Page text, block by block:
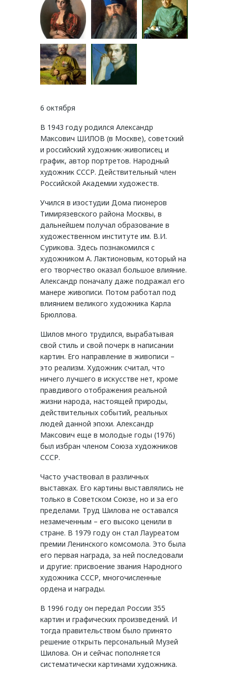
6 октября
В 1943 году родился Александр
Максович ШИЛОВ (в Москве), советский
и российский художник-живописец и
график, автор портретов. Народный
художник СССР. Действительный член
Российской Академии художеств.
Учился в изостудии Дома пионеров
Тимирязевского района Москвы, в
дальнейшем получал образование в
художественном институте им. В.И.
Сурикова. Здесь познакомился с
художником А. Лактионовым, который на
его творчество оказал большое влияние.
Александр поначалу даже подражал его
манере живописи. Потом работал под
влиянием великого художника Карла
Брюллова.
Шилов много трудился, вырабатывая
свой стиль и свой почерк в написании
картин. Его направление в живописи –
это реализм. Художник считал, что
ничего лучшего в искусстве нет, кроме
правдивого отображения реальной
жизни народа, настоящей природы,
действительных событий, реальных
людей данной эпохи. Александр
Максович еще в молодые годы (1976)
был избран членом Союза художников
СССР.
Часто участвовал в различных
выставках. Его картины выставлялись не
только в Советском Союзе, но и за его
пределами. Труд Шилова не оставался
незамеченным – его высоко ценили в
стране. В 1979 году он стал Лауреатом
премии Ленинского комсомола. Это была
его первая награда, за ней последовали
и другие: присвоение звания Народного
художника СССР, многочисленные
ордена и награды.
В 1996 году он передал России 355
картин и графических произведений. И
тогда правительством было принято
решение открыть персональный Музей
Шилова. Он и сейчас пополняется
систематически картинами художника.